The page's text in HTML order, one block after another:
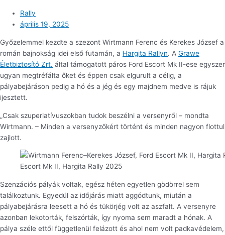
Rally
április 19, 2025
Győzelemmel kezdte a szezont Wirtmann Ferenc és Kerekes József a
román bajnokság idei első futamán, a Hargita Rallyn. A Grawe
Életbiztosító Zrt. által támogatott páros Ford Escort Mk II-ese egyszer
ugyan megtréfálta őket és éppen csak elgurult a célig, a
pályabejáráson pedig a hó és a jég és egy majdnem medve is rájuk
ijesztett.
„Csak szuperlatívuszokban tudok beszélni a versenyről – mondta
Wirtmann. – Minden a versenyzőkért történt és minden nagyon flottul
zajlott.
Escort Mk II, Hargita Rally 2025
Szenzációs pályák voltak, egész héten egyetlen gödörrel sem
találkoztunk. Egyedül az időjárás miatt aggódtunk, miután a
pályabejárásra leesett a hó és tükörjég volt az aszfalt. A versenyre
azonban lekotorták, felszórták, így nyoma sem maradt a hónak. A
pálya széle ettől függetlenül felázott és ahol nem volt padkavédelem,